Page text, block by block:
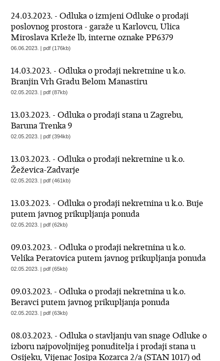
24.03.2023. - Odluka o izmjeni Odluke o prodaji
poslovnog prostora - garaže u Karlovcu, Ulica
Miroslava Krleže lb, interne oznake PP6379
06.06.2023. | pdf (176kb)
14.03.2023. - Odluka o prodaji nekretnine u k.o.
Branjin Vrh Gradu Belom Manastiru
02.05.2023. | pdf (87kb)
13.03.2023. - Odluka o prodaji stana u Zagrebu,
Baruna Trenka 9
02.05.2023. | pdf (394kb)
13.03.2023. - Odluka o prodaji nekretnine u k.o.
Žeževica-Zadvarje
02.05.2023. | pdf (461kb)
13.03.2023. - Odluka o prodaji nekretnina u k.o. Buje
putem javnog prikupljanja ponuda
02.05.2023. | pdf (62kb)
09.03.2023. - Odluka o prodaji nekretnina u k.o.
Velika Peratovica putem javnog prikupljanja ponuda
02.05.2023. | pdf (65kb)
09.03.2023. - Odluka o prodaji nekretnina u k.o.
Beravci putem javnog prikupljanja ponuda
02.05.2023. | pdf (63kb)
08.03.2023. - Odluka o stavljanju van snage Odluke o
izboru najpovoljnijeg ponuditelja i prodaji stana u
Osijeku, Vijenac Josipa Kozarca 2/a (STAN 1017) od